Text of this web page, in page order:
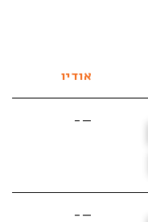
אודיו
—-
—-